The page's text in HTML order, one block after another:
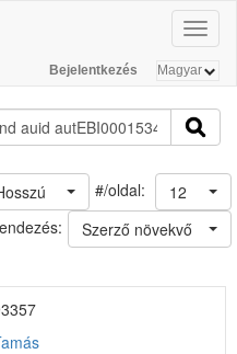
Bejelentkezés
#/oldal: 12
Szerző növekvő